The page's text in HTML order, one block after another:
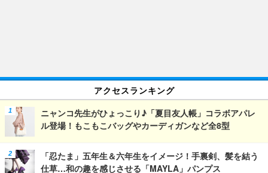
アクセスランキング
ニャンコ先生がひょっこり♪「夏目友人帳」コラボアパレ
ル登場！もこもこバッグやカーディガンなど全8型
「忍たま」五年生＆六年生をイメージ！手裏剣、髪を結う
仕草…和の趣を感じさせる「MAYLA」パンプス